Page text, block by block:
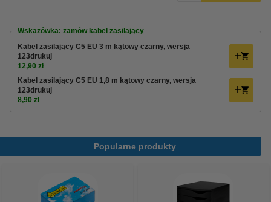
Wskazówka: zamów kabel zasilający
Kabel zasilający C5 EU 3 m kątowy czarny, wersja
123drukuj
12,90 zł
Kabel zasilający C5 EU 1,8 m kątowy czarny, wersja
123drukuj
8,90 zł
Popularne produkty